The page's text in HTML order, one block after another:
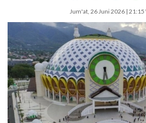
Jum'at, 26 Juni 2026 | 21:15